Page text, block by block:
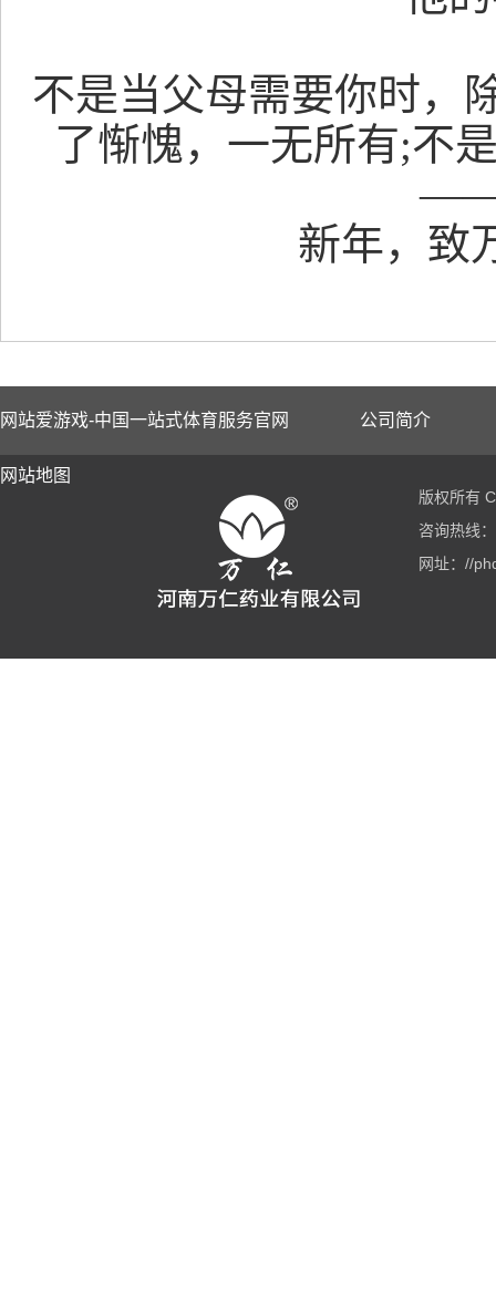
不是当父母需要你时，
了惭愧，一无所有;不
新年，致
网站爱游戏-中国一站式体育服务官网 公司简介
网站地图
版权所有
咨询热线
网址：//